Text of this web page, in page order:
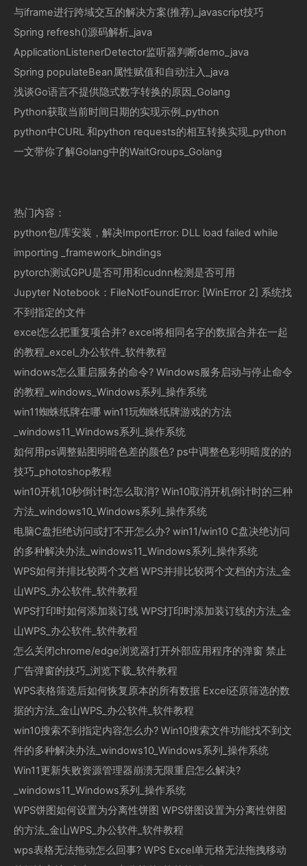
与iframe进行跨域交互的解决方案(推荐)_javascript技巧
Spring refresh()源码解析_java
ApplicationListenerDetector监听器判断demo_java
Spring populateBean属性赋值和自动注入_java
浅谈Go语言不提供隐式数字转换的原因_Golang
Python获取当前时间日期的实现示例_python
python中CURL 和python requests的相互转换实现_python
一文带你了解Golang中的WaitGroups_Golang
热门内容：
python包/库安装，解决ImportError: DLL load failed while
importing _framework_bindings
pytorch测试GPU是否可用和cudnn检测是否可用
Jupyter Notebook：FileNotFoundError: [WinError 2] 系统找
不到指定的文件
excel怎么把重复项合并? excel将相同名字的数据合并在一起
的教程_excel_办公软件_软件教程
windows怎么重启服务的命令? Windows服务启动与停止命令
的教程_windows_Windows系列_操作系统
win11蜘蛛纸牌在哪 win11玩蜘蛛纸牌游戏的方法
_windows11_Windows系列_操作系统
如何用ps调整贴图明暗色差的颜色? ps中调整色彩明暗度的的
技巧_photoshop教程
win10开机10秒倒计时怎么取消? Win10取消开机倒计时的三种
方法_windows10_Windows系列_操作系统
电脑C盘拒绝访问或打不开怎么办? win11/win10 C盘决绝访问
的多种解决办法_windows11_Windows系列_操作系统
WPS如何并排比较两个文档 WPS并排比较两个文档的方法_金
山WPS_办公软件_软件教程
WPS打印时如何添加装订线 WPS打印时添加装订线的方法_金
山WPS_办公软件_软件教程
怎么关闭chrome/edge浏览器打开外部应用程序的弹窗 禁止
广告弹窗的技巧_浏览下载_软件教程
WPS表格筛选后如何恢复原本的所有数据 Excel还原筛选的数
据的方法_金山WPS_办公软件_软件教程
win10搜索不到指定内容怎么办? Win10搜索文件功能找不到文
件的多种解决办法_windows10_Windows系列_操作系统
Win11更新失败资源管理器崩溃无限重启怎么解决?
_windows11_Windows系列_操作系统
WPS饼图如何设置为分离性饼图 WPS饼图设置为分离性饼图
的方法_金山WPS_办公软件_软件教程
wps表格无法拖动怎么回事? WPS Excel单元格无法拖拽移动